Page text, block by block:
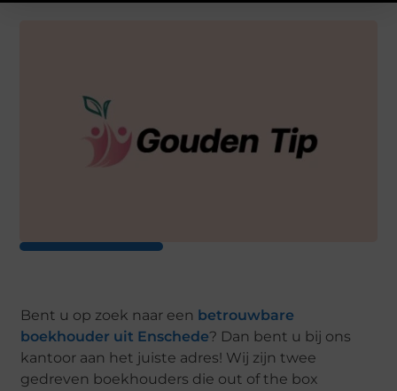
Bent u op zoek naar een betrouwbare
boekhouder uit Enschede? Dan bent u bij ons
kantoor aan het juiste adres! Wij zijn twee
gedreven boekhouders die out of the box